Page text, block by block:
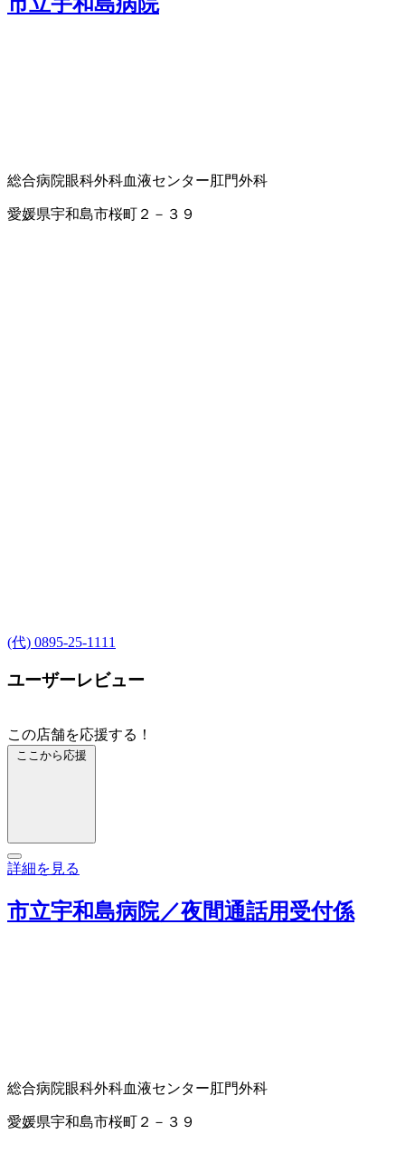
総合病院眼科外科血液センター肛門外科
愛媛県宇和島市桜町２－３９
(代) 0895-25-1111
ユーザーレビュー
この店舗を応援する！
ここから応援
詳細を見る
市立宇和島病院／夜間通話用受付係
総合病院眼科外科血液センター肛門外科
愛媛県宇和島市桜町２－３９